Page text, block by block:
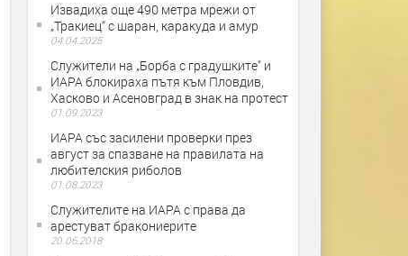
Извадиха още 490 метра мрежи от
„Тракиец“ с шаран, каракуда и амур
04.04.2025
Служители на „Борба с градушките" и
ИАРА блокираха пътя към Пловдив,
Хасково и Асеновград в знак на протест
01.09.2023
ИАРА със засилени проверки през
август за спазване на правилата на
любителския риболов
01.08.2023
Служителите на ИАРА с права да
арестуват бракониерите
20.06.2018